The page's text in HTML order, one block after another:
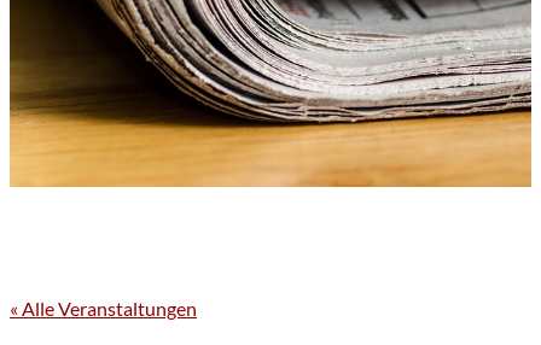
« Alle Veranstaltungen